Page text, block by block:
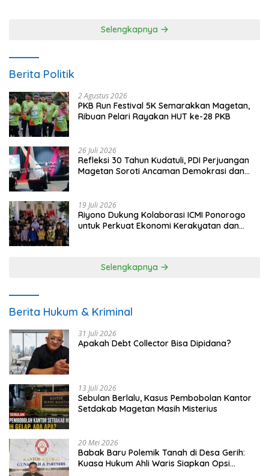
Selengkapnya
Berita Politik
2 Agustus 2026
PKB Run Festival 5K Semarakkan Magetan,
Ribuan Pelari Rayakan HUT ke-28 PKB
26 Juli 2026
Refleksi 30 Tahun Kudatuli, PDI Perjuangan
Magetan Soroti Ancaman Demokrasi dan
19 Juli 2026
Riyono Dukung Kolaborasi ICMI Ponorogo
untuk Perkuat Ekonomi Kerakyatan dan
Selengkapnya
Berita Hukum & Kriminal
31 Juli 2026
Apakah Debt Collector Bisa Dipidana?
13 Juli 2026
Sebulan Berlalu, Kasus Pembobolan Kantor
Setdakab Magetan Masih Misterius
20 Mei 2026
Babak Baru Polemik Tanah di Desa Gerih:
Kuasa Hukum Ahli Waris Siapkan Opsi